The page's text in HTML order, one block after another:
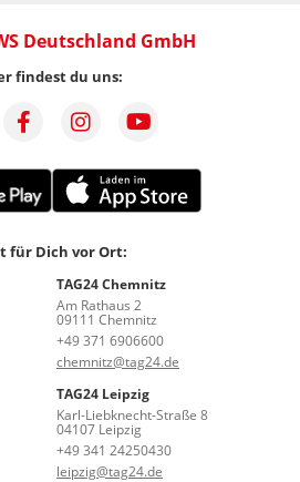
Deutschland GmbH
findest du uns:
für Dich vor Ort:
TAG24 Chemnitz
Am Rathaus 2
09111 Chemnitz
+49 371 6906600
chemnitz@tag24.de
TAG24 Leipzig
Karl-Liebknecht-Straße 8
04107 Leipzig
+49 341 24250430
leipzig@tag24.de